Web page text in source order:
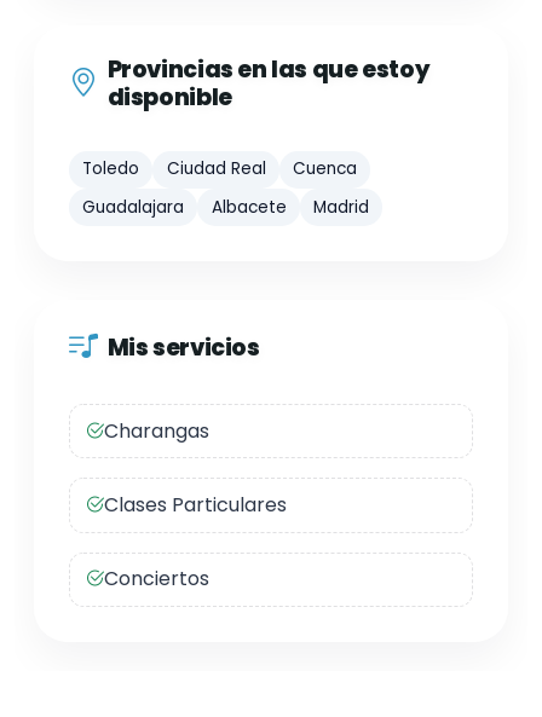
Provincias en las que estoy
disponible
Toledo Ciudad Real
Cuenca
Guadalajara
Albacete Madrid
Mis servicios
Charangas
Clases Particulares
Conciertos